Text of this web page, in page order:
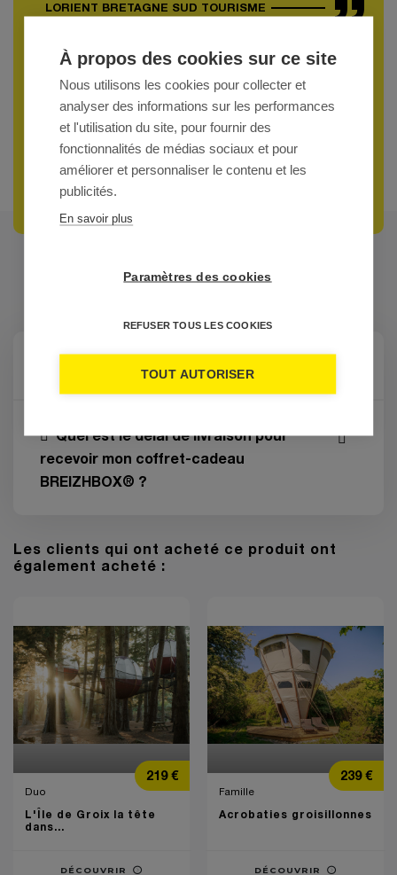
À propos des cookies sur ce site
Nous utilisons les cookies pour collecter et
analyser des informations sur les performances
et l'utilisation du site, pour fournir des
fonctionnalités de médias sociaux et pour
améliorer et personnaliser le contenu et les
publicités.
En savoir plus
Paramètres des cookies
REFUSER TOUS LES COOKIES
TOUT AUTORISER
LORIENT BRETAGNE SUD TOURISME
Quel est le délai de livraison pour
recevoir mon coffret-cadeau
BREIZHBOX® ?
Les clients qui ont acheté ce produit ont
également acheté :
Prix219 €
Duo
L'Île de Groix la tête
dans...
DÉCOUVRIR
Prix239 €
Famille
Acrobaties groisillonnes
DÉCOUVRIR